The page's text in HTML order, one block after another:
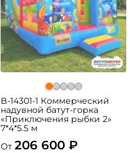
B-14301-1 Коммерческий
надувной батут-горка
«Приключения рыбки 2»
7*4*5.5 м
От 206 600 ₽